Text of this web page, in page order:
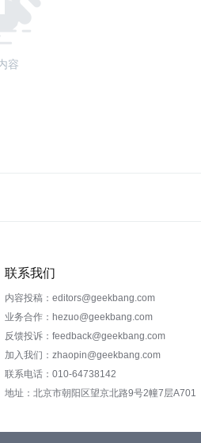
容
联系我们
内容投稿：editors@geekbang.com
业务合作：hezuo@geekbang.com
反馈投诉：feedback@geekbang.com
加入我们：zhaopin@geekbang.com
联系电话：010-64738142
地址：北京市朝阳区望京北路9号2幢7层A701